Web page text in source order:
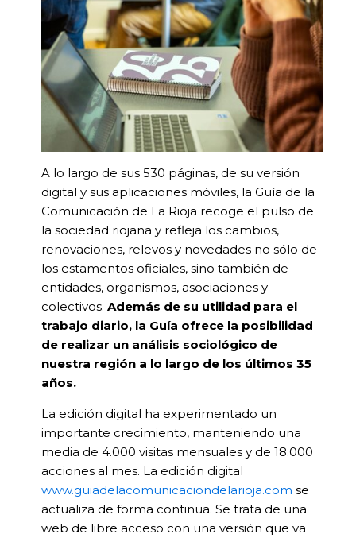
A lo largo de sus 530 páginas, de su versión
digital y sus aplicaciones móviles, la Guía de la
Comunicación de La Rioja recoge el pulso de
la sociedad riojana y refleja los cambios,
renovaciones, relevos y novedades no sólo de
los estamentos oficiales, sino también de
entidades, organismos, asociaciones y
colectivos.Además de su utilidad para el
trabajo diario, la Guía ofrece la posibilidad
de realizar un análisis sociológico de
nuestra región a lo largo de los últimos 35
años.
La edición digital ha experimentado un
importante crecimiento, manteniendo una
media de 4.000 visitas mensuales y de 18.000
acciones al mes. La edición digital
www.guiadelacomunicaciondelarioja.com se
actualiza de forma continua. Se trata de una
web de libre acceso con una versión que va